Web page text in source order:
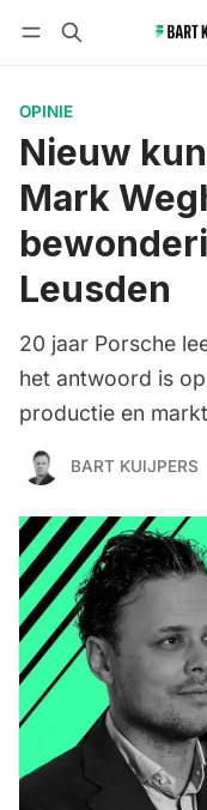
OPINIE
Nieuw
Mark
Leusden
20 jaar Porsche
het antwoord is
productie en markt
BART KUIJPERS